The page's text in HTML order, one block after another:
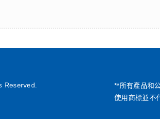
Reserved.
**所有產品和
使用商標並不